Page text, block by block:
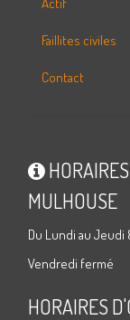
Faillites civiles
Contact
MULHOUSE
Du Lundi au Jeudi
Vendredi fermé
HORAIRES